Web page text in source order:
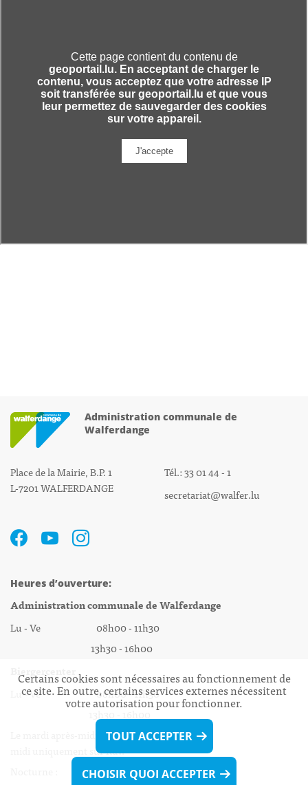
Administration communale de
Walferdange
Place de la Mairie, B.P. 1
L-7201 WALFERDANGE
Tél.: 33 01 44 - 1
secretariat@walfer.lu
Heures d’ouverture:
Administration communale de Walferdange
Lu - Ve 08h00 - 11h30
13h30 - 16h00
Lu - Ve 08h00 - 11h30
Le mardi après-midi et le vendredi après-
midi uniquement sur Rdv.
Certains cookies sont nécessaires au fonctionnement de
ce site. En outre, certains services externes nécessitent
votre autorisation pour fonctionner.
TOUT ACCEPTER
CHOISIR QUOI ACCEPTER